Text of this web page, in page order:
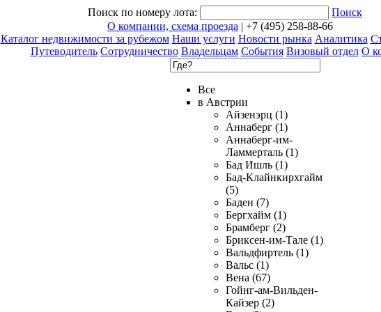
Поиск по номеру лота:
Поиск
О компании, схема проезда | +7 (495) 258-88-66
Каталог недвижимости за рубежом Наши услуги Новости рынка Аналитика
Путеводитель Сотрудничество Владельцам События Визовый отдел О
Все
в Австрии
Айзенэрц (1)
Аннаберг (1)
Аннаберг-им-
Ламмерталь (1)
Бад Ишль (1)
Бад-Клайнкирхгайм
(5)
Баден (7)
Бергхайм (1)
Брамберг (2)
Бриксен-им-Тале (1)
Вальдфиртель (1)
Вальс (1)
Вена (67)
Гойнг-ам-Вильден-
Кайзер (2)